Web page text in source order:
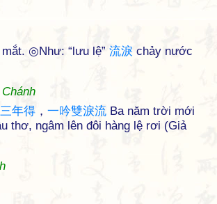
◎Như: “lưu lệ” 流淚 chảy nước
三年得 ， 一吟雙淚流 Ba năm trời mới
thơ, ngâm lên đôi hàng lệ rơi (Giả